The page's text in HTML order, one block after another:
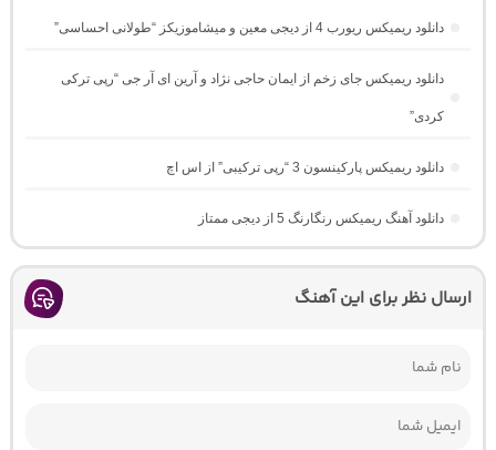
دانلود ریمیکس ریورب 4 از دیجی معین و میشاموزیکز “طولانی احساسی”
دانلود ریمیکس جای زخم از ایمان حاجی نژاد و آرین ای آر جی “رپی ترکی
کردی”
دانلود ریمیکس پارکینسون 3 “رپی ترکیبی” از اس اچ
دانلود آهنگ ریمیکس رنگارنگ 5 از دیجی ممتاز
ارسال نظر برای این آهنگ